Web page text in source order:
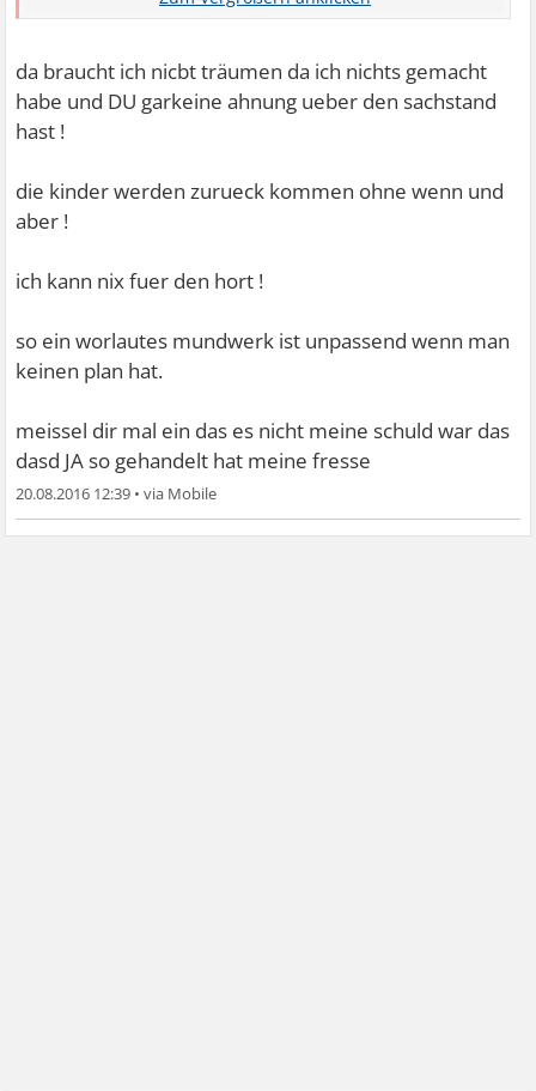
sind gegangen seine Kinder sind auch alle weg er
sollten uns ein Beispiel daran nehmen und auch
gehen. Mit solchen Menschen kann man sich nicht
fertig ist verlass dich drauf.
da braucht ich nicbt träumen da ich nichts gemacht
habe und DU garkeine ahnung ueber den sachstand
hast !
die kinder werden zurueck kommen ohne wenn und
aber !
ich kann nix fuer den hort !
so ein worlautes mundwerk ist unpassend wenn man
keinen plan hat.
meissel dir mal ein das es nicht meine schuld war das
dasd JA so gehandelt hat meine fresse
20.08.2016 12:39 •